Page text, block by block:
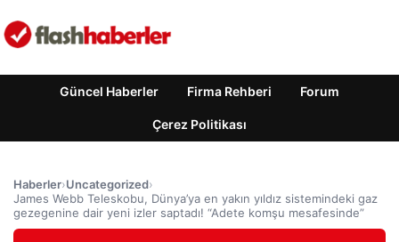
Güncel Haberler Firma Rehberi Forum
Çerez Politikası
Haberler›Uncategorized›
James Webb Teleskobu, Dünya’ya en yakın yıldız sistemindeki gaz
gezegenine dair yeni izler saptadı! “Adete komşu mesafesinde”